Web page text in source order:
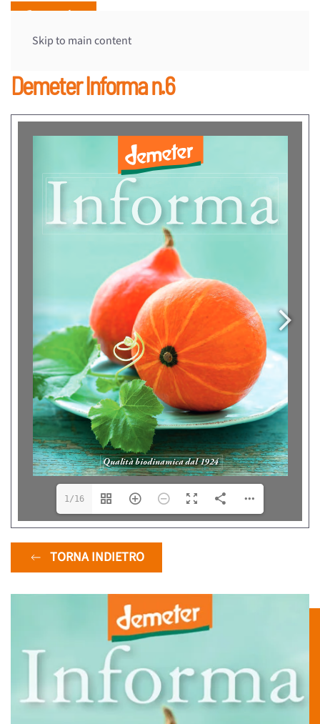
Skip to main content
Demeter Informa n.6
1/16
TORNA INDIETRO